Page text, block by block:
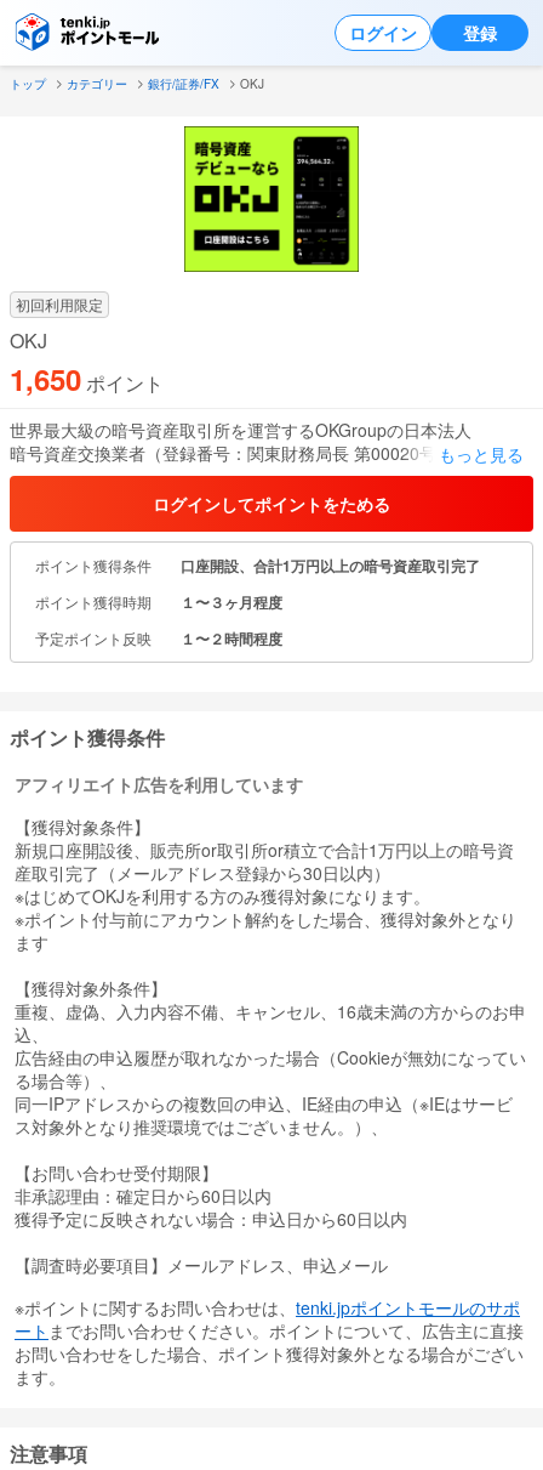
ログイン 登録
トップ カテゴリー 銀行/証券/FX OKJ
初回利用限定
OKJ
1,650ポイント
世界最大級の暗号資産取引所を運営するOKGroupの日本法人
暗号資産交換業者（登録番号：関東財務局長 第00020号）
・無料口座開設から取引までスマホで完結
・24時間365日入出金・入出庫に対応
・ユーザーフレンドリーな操作画面
・収益サービスの充実「ステーキング」、「Flash Deals」
・100％コールドウォレットで安心安全のセキュリティ対策
取扱い暗号資産の例：
・ビットコイン（BTC）
・イーサリアム（ETH）
・リップル（XRP）
・スイ（SUI）
・ソラナ（SOL)
・エイダ（ADA）など
公式ウェブサイト：https://www.okcoin.jp/
もっと見る
ログインしてポイントをためる
ポイント獲得条件 口座開設、合計1万円以上の暗号資産取引完了
ポイント獲得時期 １〜３ヶ月程度
予定ポイント反映 １〜２時間程度
ポイント獲得条件
アフィリエイト広告を利用しています
【獲得対象条件】
新規口座開設後、販売所or取引所or積立で合計1万円以上の暗号資
産取引完了（メールアドレス登録から30日以内）
※はじめてOKJを利用する方のみ獲得対象になります。
※ポイント付与前にアカウント解約をした場合、獲得対象外となり
ます
【獲得対象外条件】
重複、虚偽、入力内容不備、キャンセル、16歳未満の方からのお申
込、
広告経由の申込履歴が取れなかった場合（Cookieが無効になってい
る場合等）、
同一IPアドレスからの複数回の申込、IE経由の申込（※IEはサービ
ス対象外となり推奨環境ではございません。）、
【お問い合わせ受付期限】
非承認理由：確定日から60日以内
獲得予定に反映されない場合：申込日から60日以内
【調査時必要項目】メールアドレス、申込メール
※ポイントに関するお問い合わせは、 tenki.jpポイントモールのサポ
ート までお問い合わせください。ポイントについて、広告主に直接
お問い合わせをした場合、ポイント獲得対象外となる場合がござい
ます。
注意事項